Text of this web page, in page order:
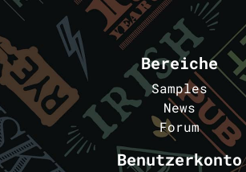
Bereiche
Samples
News
Forum
Benutzerkonto